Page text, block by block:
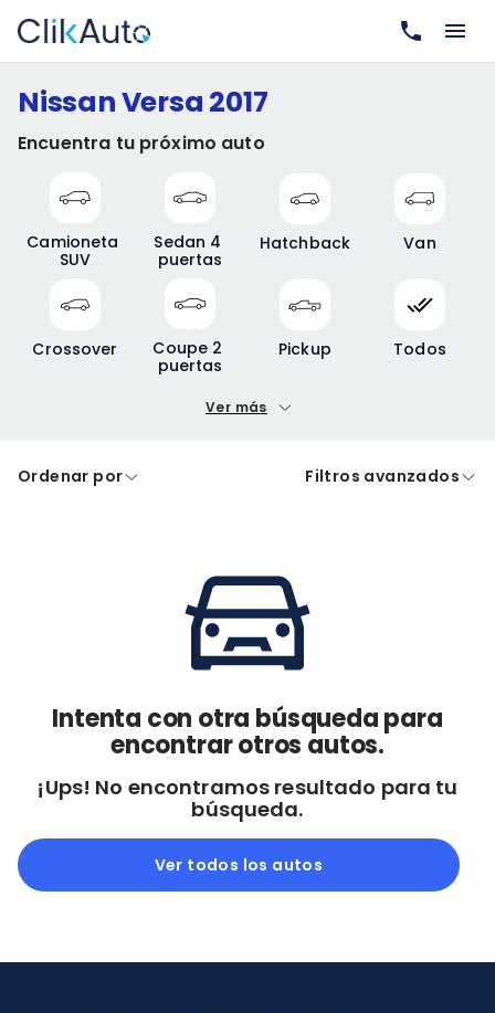
Nissan Versa 2017
Encuentra tu próximo auto
Camioneta
SUV
Sedan 4
puertas
Hatchback Van
Crossover
Coupe 2
puertas
Pickup Todos
Precio máximo
A crédito De contado
Negociar precio
Ver más
Ordenar por Filtros avanzados
Intenta con otra búsqueda para
encontrar otros autos.
¡Ups! No encontramos resultado para tu
búsqueda.
Ver todos los autos